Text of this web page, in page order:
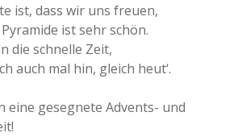
ist, dass wir uns freuen,
ist sehr schön.
die schnel­le Zeit,
auch mal hin, gleich heut‘.
eine geseg­ne­te Advents- und